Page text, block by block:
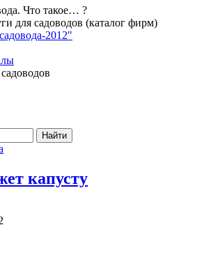
Что такое… ?
для садоводов (каталог фирм)
2012"
Найти
капусту